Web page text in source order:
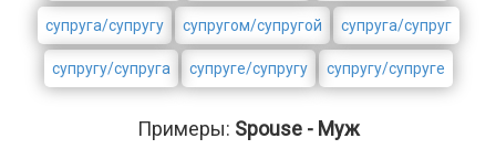
супруга/супругу супругом/супругой супруга/супруг
супругу/супруга супруге/супругу супругу/супруге
Примеры: Spouse - Муж